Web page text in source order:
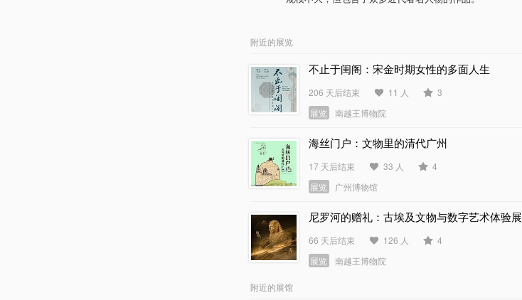
附近的展览
不止于闺阁：宋金时期女性的多面人生
206 天后结束 11 人
3
展览
南越王博物院
海丝门户：文物里的清代广州
17 天后结束 33 人
4
展览
广州博物馆
尼罗河的赠礼：古埃及文物与数字艺术体验展
66 天后结束 126 人
4
展览
南越王博物院
附近的展馆